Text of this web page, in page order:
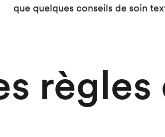
que quelques conseils de soin